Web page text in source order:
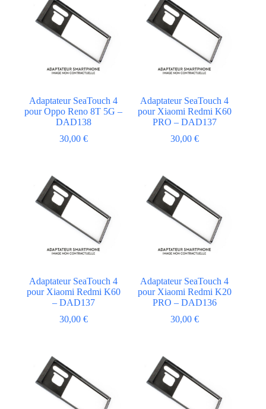
Adaptateur SeaTouch 4
pour Oppo Reno 8T 5G –
DAD138
30,00 €
Adaptateur SeaTouch 4
pour Xiaomi Redmi K60
PRO – DAD137
30,00 €
Adaptateur SeaTouch 4
pour Xiaomi Redmi K60
– DAD137
30,00 €
Adaptateur SeaTouch 4
pour Xiaomi Redmi K20
PRO – DAD136
30,00 €